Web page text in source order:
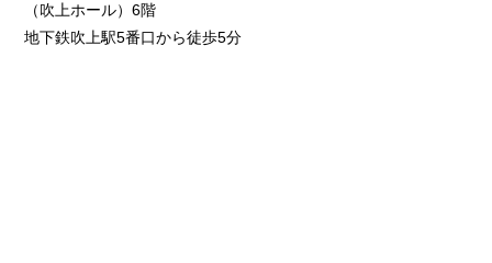
（吹上ホール）6階
地下鉄吹上駅5番口から徒歩5分